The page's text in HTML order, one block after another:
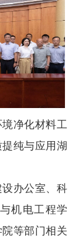
净化材料工
纯与应用湖
办公室、科
机电工程学
等部门相关